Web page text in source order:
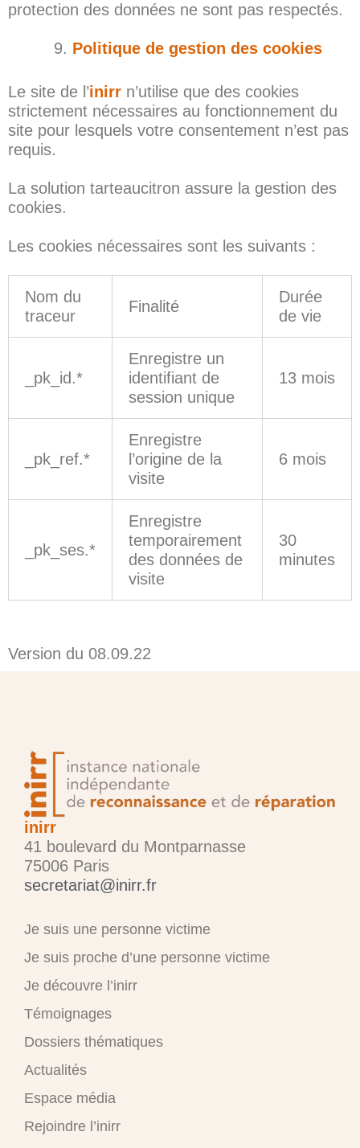
protection des données ne sont pas respectés.
Politique de gestion des cookies
Le site de l’inirr n’utilise que des cookies
strictement nécessaires au fonctionnement du
site pour lesquels votre consentement n’est pas
requis.
La solution tarteaucitron assure la gestion des
cookies.
Les cookies nécessaires sont les suivants :
Nom du
traceur
Finalité
Durée
de vie
_pk_id.*
Enregistre un
identifiant de
session unique
13 mois
_pk_ref.*
Enregistre
l’origine de la
visite
6 mois
_pk_ses.*
Enregistre
temporairement
des données de
visite
30
minutes
Version du 08.09.22
inirr
41 boulevard du Montparnasse
75006 Paris
secretariat@inirr.fr
Je suis une personne victime
Je suis proche d’une personne victime
Je découvre l’inirr
Témoignages
Dossiers thématiques
Actualités
Espace média
Rejoindre l’inirr